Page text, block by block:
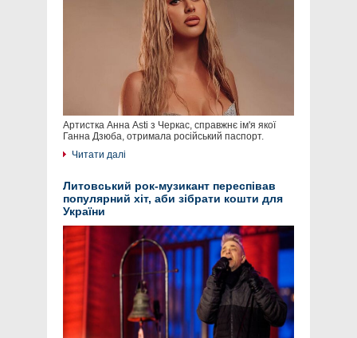
Артистка Анна Asti з Черкас, справжнє ім'я якої
Ганна Дзюба, отримала російський паспорт.
Читати далі
Литовський рок-музикант переспівав
популярний хіт, аби зібрати кошти для
України